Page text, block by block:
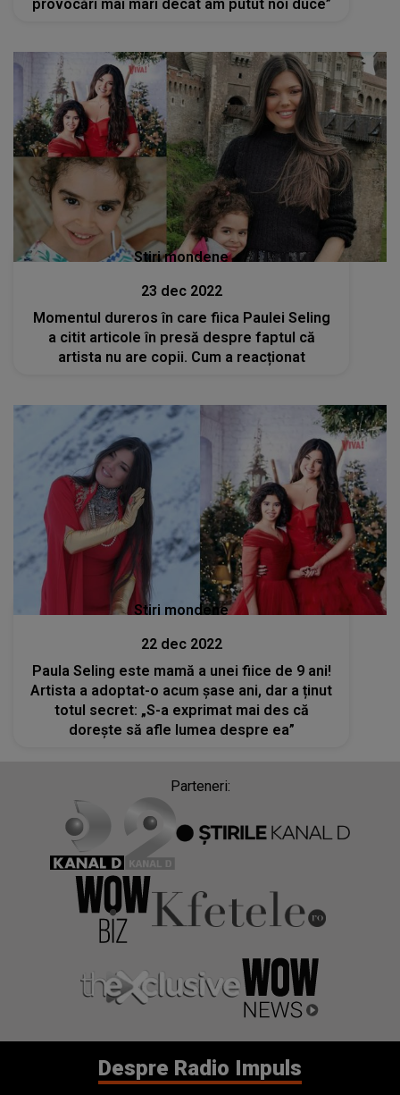
provocări mai mari decât am putut noi duce”
Stiri mondene
23 dec 2022
Momentul dureros în care fiica Paulei Seling
a citit articole în presă despre faptul că
artista nu are copii. Cum a reacționat
Stiri mondene
22 dec 2022
Paula Seling este mamă a unei fiice de 9 ani!
Artista a adoptat-o acum șase ani, dar a ținut
totul secret: „S-a exprimat mai des că
dorește să afle lumea despre ea”
Parteneri:
Despre Radio Impuls